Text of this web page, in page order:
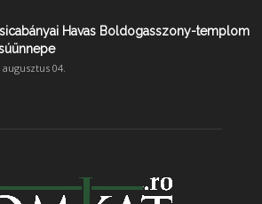
Havas Boldogasszony-templom
augusztus 04.